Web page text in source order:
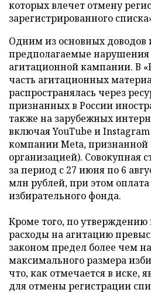
которых влечет отмену
зарегистрированного
Одним из основных доводов
предполагаемые
агитационной кампании. В
часть агитационных
распространялась через
признанных в России
также на зарубежных
включая YouTube и
компании Meta, признанной
организацией). Совокупная
за период с 27 июня по 6
млн рублей, при этом
избирательного фонда.
Кроме того, по
расходы на агитацию
законом предел более чем
максимального размера
что, как отмечается в иске,
для отмены регистрации